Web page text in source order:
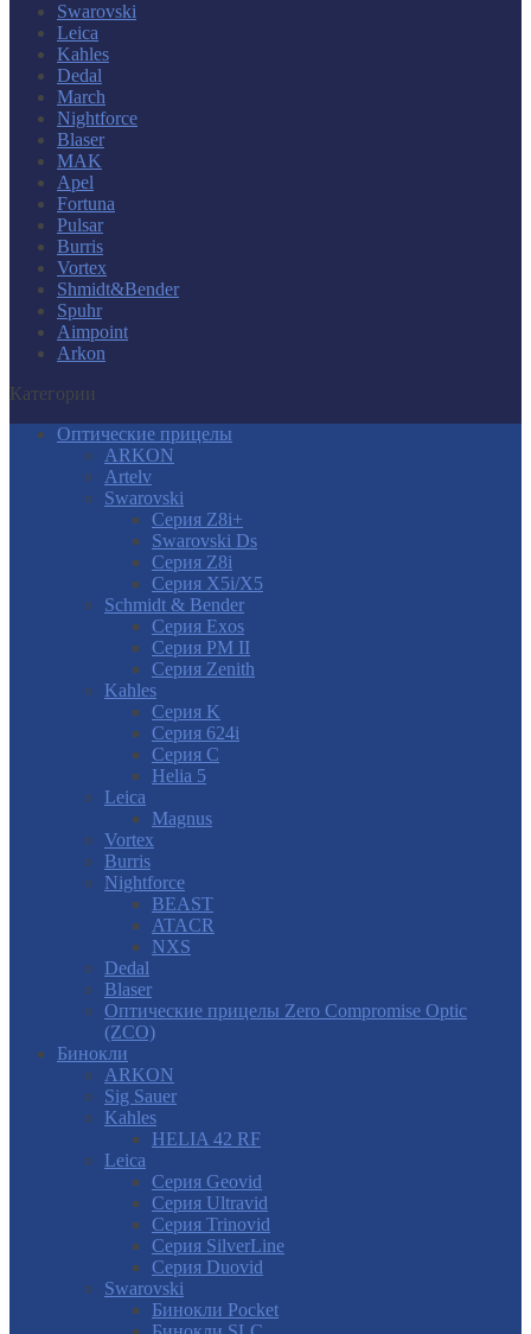
Swarovski
Leica
Kahles
Dedal
March
Nightforce
Blaser
MAK
Apel
Fortuna
Pulsar
Burris
Vortex
Shmidt&Bender
Spuhr
Aimpoint
Arkon
Категории
Оптические прицелы
ARKON
Artelv
Swarovski
Серия Z8i+
Swarovski Ds
Серия Z8i
Серия X5i/X5
Schmidt & Bender
Серия Exos
Серия PM II
Cерия Zenith
Kahles
Серия K
Серия 624i
Серия С
Helia 5
Leica
Magnus
Vortex
Burris
Nightforce
BEAST
ATACR
NXS
Dedal
Blaser
Оптические прицелы Zero Compromise Optic
(ZCO)
Бинокли
ARKON
Sig Sauer
Kahles
HELIA 42 RF
Leica
Серия Geovid
Серия Ultravid
Серия Trinovid
Серия SilverLine
Серия Duovid
Swarovski
Бинокли Pocket